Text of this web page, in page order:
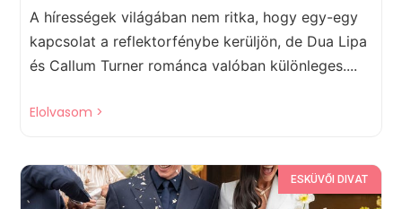
A hírességek világában nem ritka, hogy egy-egy
kapcsolat a reflektorfénybe kerüljön, de Dua Lipa
és Callum Turner románca valóban különleges....
Elolvasom >
ESKÜVŐI DIVAT